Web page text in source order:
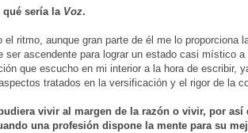
sería la Voz.
ritmo, aunque gran parte de él me lo proporciona
ascendente para lograr un estado casi místico
que escucho en mi interior a la hora de escribir,
tratados en la versificación y el rigor de la
vivir al margen de la razón o vivir, por
una profesión dispone la mente para su